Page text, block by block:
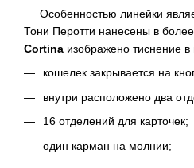
Особенностью линейки
Тони Перотти нанесены в
Cortina изображено тиснение в
кошелек закрывается на
внутри расположено два
16 отделений для карточек;
один карман на молнии;